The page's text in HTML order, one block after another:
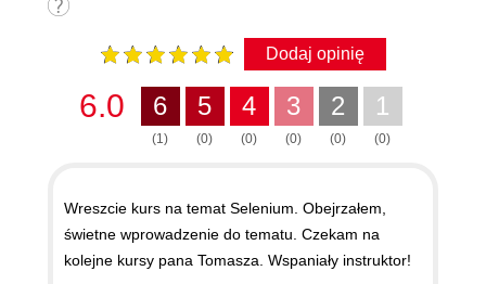
Dodaj opinię
6.0 6
(1)
5
(0)
4
(0)
3
(0)
2
(0)
1
(0)
Wreszcie kurs na temat Selenium. Obejrzałem,
świetne wprowadzenie do tematu. Czekam na
kolejne kursy pana Tomasza. Wspaniały instruktor!